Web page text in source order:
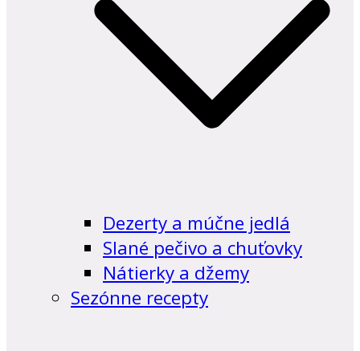
Dezerty a múčne jedlá
Slané pečivo a chuťovky
Nátierky a džemy
Sezónne recepty